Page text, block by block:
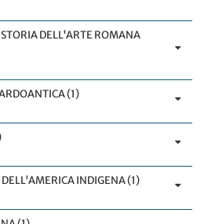
DELL'ARTE ROMANA
(1)
DELL'AMERICA INDIGENA (1)